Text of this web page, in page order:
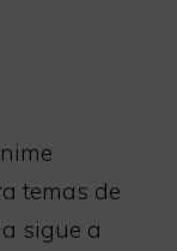
temas de
sigue a